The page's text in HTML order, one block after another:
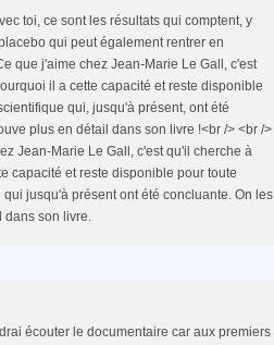
toi, ce sont les résultats qui comptent, y
qui peut également rentrer en
que j'aime chez Jean-Marie Le Gall, c'est
il a cette capacité et reste disponible
qui, jusqu'à présent, ont été
plus en détail dans son livre !<br /> <br />
Jean-Marie Le Gall, c'est qu'il cherche à
capacité et reste disponible pour toute
jusqu'à présent ont été concluante. On les
dans son livre.
écouter le documentaire car aux premiers